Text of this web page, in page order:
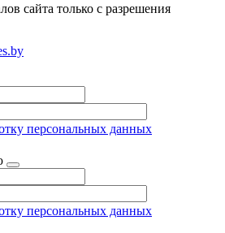
сайта только с разрешения
персональных данных
персональных данных